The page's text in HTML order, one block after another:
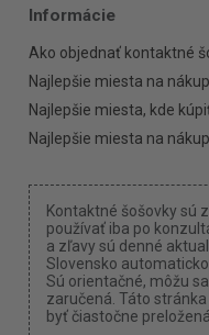
Informácie
Ako objednať kontaktné
Najlepšie miesta na
Najlepšie miesta, kde
Najlepšie miesta na
Kontaktné šošovky sú
používať iba po
a zľavy sú denné
Slovensko
Sú orientačné, môžu
zaručená. Táto
byť čiastočne